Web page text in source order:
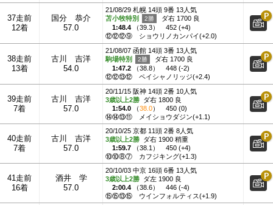
37走前
12着
国分 恭介
57.0
21/08/29 札幌 14頭 9番 13人気
苫小牧特別
ダ右 1700 良
1:48.4 （39.3）
452 (+4)
⑫⑫⑫⑨
ショウリノカンパイ(+2.0)
38走前
13着
古川 吉洋
54.0
21/08/07 函館 14頭 3番 13人気
駒場特別
ダ右 1700 良
1:47.2 （38.8）
448 (-2)
⑫⑫⑬⑫
ペイシャノリッジ(+2.4)
39走前
7着
古川 吉洋
57.0
20/11/15 阪神 14頭 2番 10人気
3歳以上2勝 ダ右 1800 良
1:54.0 （38.0）
450 (0)
⑭⑭⑬⑪
メイショウダジン(+1.1)
40走前
7着
古川 吉洋
57.0
20/10/25 京都 11頭 2番 8人気
3歳以上2勝 ダ右 1900 稍重
1:59.7 （38.1 ）
450 (+4)
⑩⑩⑧⑦
カフジキング(+1.3)
41走前
16着
酒井 学
57.0
20/10/03 中京 16頭 6番 13人気
3歳以上2勝 ダ左 1900 良
2:00.4 （38.6）
446 (-4)
⑮⑮⑬⑮
ウインフォルティス(+1.9)